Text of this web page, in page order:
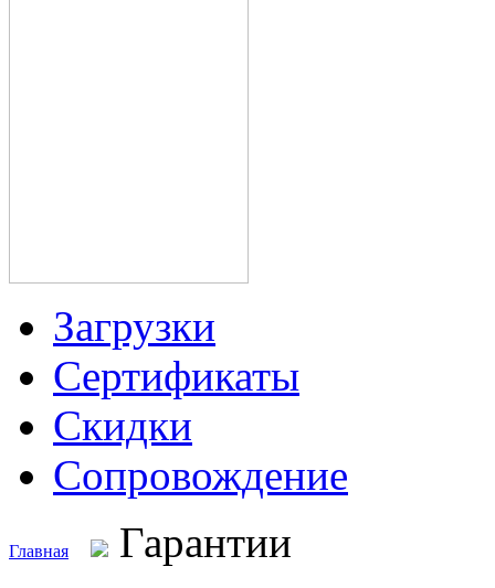
Загрузки
Сертификаты
Скидки
Сопровождение
Главная Гарантии